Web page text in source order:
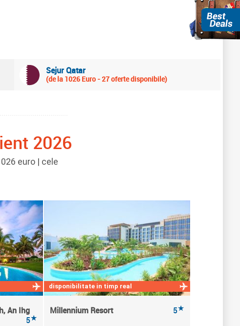
Sejur Qatar
(de la 1026 Euro - 27 oferte disponibile)
2026
euro | cele
An Ihg
5★
disponibilitate in timp real
Millennium Resort 5★